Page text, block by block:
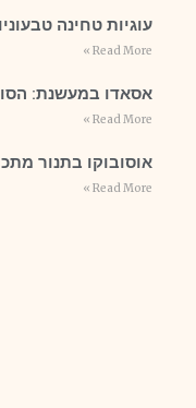
עוגיות טחינה
Read More »
אסאדו במעשנת:
Read More »
אוסובוקו בתנור
Read More »